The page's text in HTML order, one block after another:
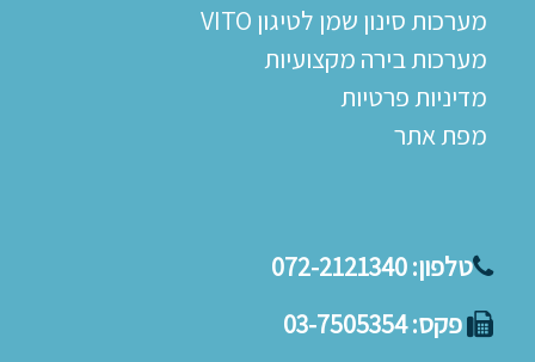
מערכות סינון שמן לטיגון VITO
מערכות בירה מקצועיות
מדיניות פרטיות
מפת אתר
טלפון:072-2121340
פקס:03-7505354